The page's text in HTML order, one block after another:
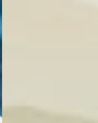
hành tây, bí ngô non, cà
thêm 1 phút. Sau đó
đều dưới nhiệt độ thấp
nêm chay và hạt tiêu,